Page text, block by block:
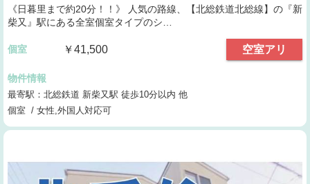
《日暮里まで約20分！！》 人気の路線、【北総鉄道北総線】の『新
柴又』駅にある全室個室タイプのシ…
個室 ￥41,500 空室アリ
物件情報
最寄駅：北総鉄道 新柴又駅 徒歩10分以内 他
個室 / 女性,外国人対応可